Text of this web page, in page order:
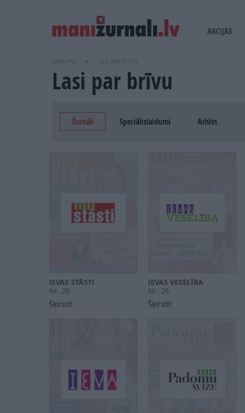
USER
ACCOUNT
MAIN
AKCIJAS
Sākums Lasi par brīvu
Lasi par brīvu
Žurnāli Speciālizlaidumi Arhīvs
IEVAS STĀSTI
Nr. 26
Šķirstīt
IEVAS VESELĪBA
Nr. 26
Šķirstīt